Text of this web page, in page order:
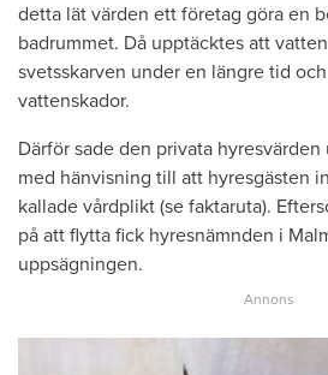
detta lät värden ett företag göra en
badrummet. Då upptäcktes att
svetsskarven under en längre tid
vattenskador.
Därför sade den privata
med hänvisning till att hyresgästen
kallade vårdplikt (se faktaruta).
på att flytta fick hyresnämnden i
uppsägningen.